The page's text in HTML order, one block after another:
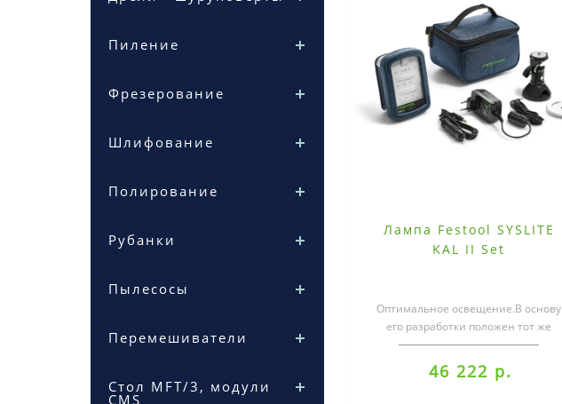
Пиление
Фрезерование
Шлифование
Полирование
Рубанки
Пылесосы
Перемешиватели
Стол MFT/3, модули
CMS
Лампа Festool SYSLITE
KAL II Set
Оптимальное освещение.В основу
его разработки положен тот же
высокий стандарт, который мы
определили..
46 222 р.